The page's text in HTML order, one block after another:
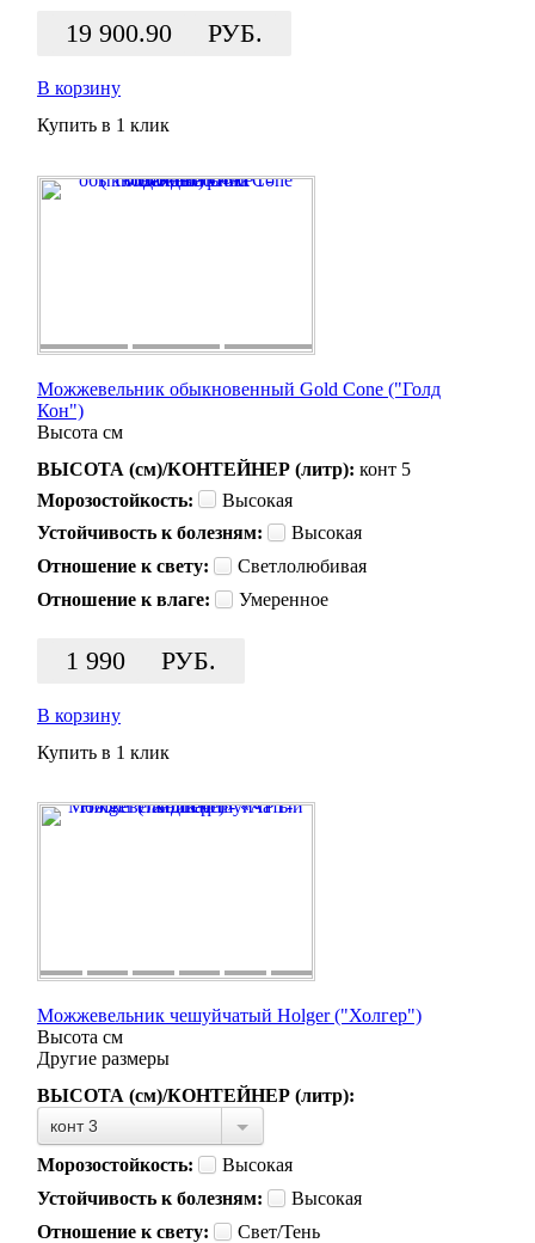
19 900.90 РУБ.
В корзину
Купить в 1 клик
Можжевельник обыкновенный Gold Cone ("Голд
Кон")
Высота см
ВЫСОТА (см)/КОНТЕЙНЕР (литр): конт 5
Морозостойкость:
Высокая
Устойчивость к болезням:
Высокая
Отношение к свету:
Светлолюбивая
Отношение к влаге:
Умеренное
1 990 РУБ.
В корзину
Купить в 1 клик
Можжевельник чешуйчатый Holger ("Холгер")
Высота см
Другие размеры
ВЫСОТА (см)/КОНТЕЙНЕР (литр):
конт 3
Морозостойкость:
Высокая
Устойчивость к болезням:
Высокая
Отношение к свету:
Свет/Тень